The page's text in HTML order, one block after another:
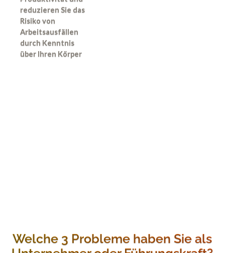
reduzieren Sie das
Risiko von
Arbeitsausfällen
durch Kenntnis
über Ihren Körper
Welche 3 Probleme haben Sie als